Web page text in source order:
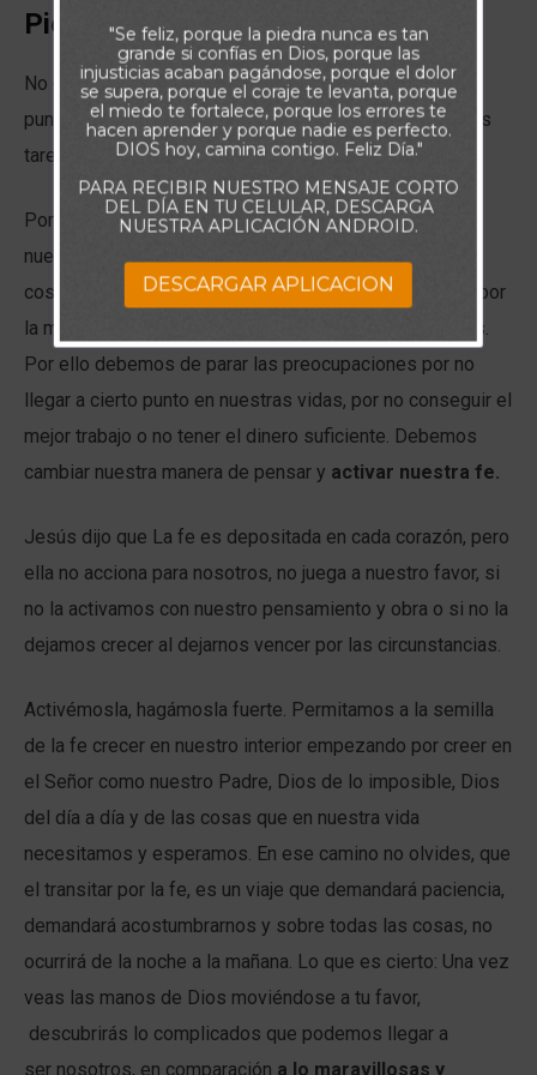
Piensa:
No creer, puede plagar la vida de un cristiano hasta tal
punto que le resulte difícil incluso encontrar éxito en las
tareas más simples de la vida.
Por otro lado, confiar en el poder de Dios para alcanzar
nuestros objetivos, es el camino para permitir que las
cosas fluyan de la manera en que queremos, movidos por
la misericordiosa voluntad del Señor para con nosotros.
Por ello debemos de parar las preocupaciones por no
llegar a cierto punto en nuestras vidas, por no conseguir el
mejor trabajo o no tener el dinero suficiente. Debemos
cambiar nuestra manera de pensar y activar nuestra fe.
Jesús dijo que La fe es depositada en cada corazón, pero
ella no acciona para nosotros, no juega a nuestro favor, si
no la activamos con nuestro pensamiento y obra o si no la
dejamos crecer al dejarnos vencer por las circunstancias.
Activémosla, hagámosla fuerte. Permitamos a la semilla
de la fe crecer en nuestro interior empezando por creer en
el Señor como nuestro Padre, Dios de lo imposible, Dios
del día a día y de las cosas que en nuestra vida
necesitamos y esperamos. En ese camino no olvides, que
el transitar por la fe, es un viaje que demandará paciencia,
demandará acostumbrarnos y sobre todas las cosas, no
ocurrirá de la noche a la mañana. Lo que es cierto: Una vez
veas las manos de Dios moviéndose a tu favor,
descubrirás lo complicados que podemos llegar a
ser nosotros, en comparación a lo maravillosas y
"Se feliz, porque la piedra nunca es tan
grande si confías en Dios, porque las
injusticias acaban pagándose, porque el dolor
se supera, porque el coraje te levanta, porque
el miedo te fortalece, porque los errores te
hacen aprender y porque nadie es perfecto.
DIOS hoy, camina contigo. Feliz Día."
PARA RECIBIR NUESTRO MENSAJE CORTO
DEL DÍA EN TU CELULAR, DESCARGA
NUESTRA APLICACIÓN ANDROID.
DESCARGAR APLICACION